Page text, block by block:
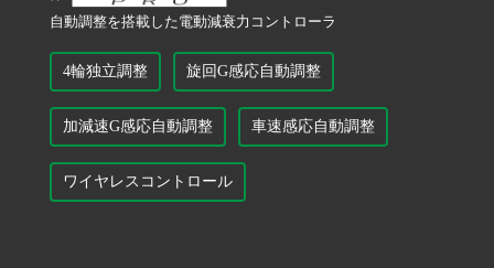
自動調整を搭載した電動減衰力コントローラ
4輪独立調整 旋回G感応自動調整
加減速G感応自動調整 車速感応自動調整
ワイヤレスコントロール